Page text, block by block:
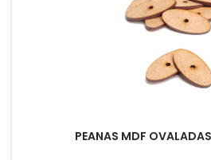
PEANAS MDF